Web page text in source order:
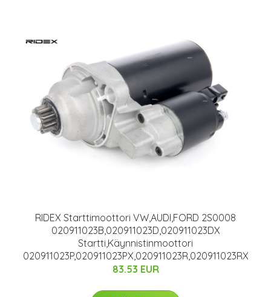
RIDEX Starttimoottori VW,AUDI,FORD 2S0008
020911023B,020911023D,020911023DX
Startti,Käynnistinmoottori
020911023P,020911023PX,020911023R,020911023RX
83.53 EUR